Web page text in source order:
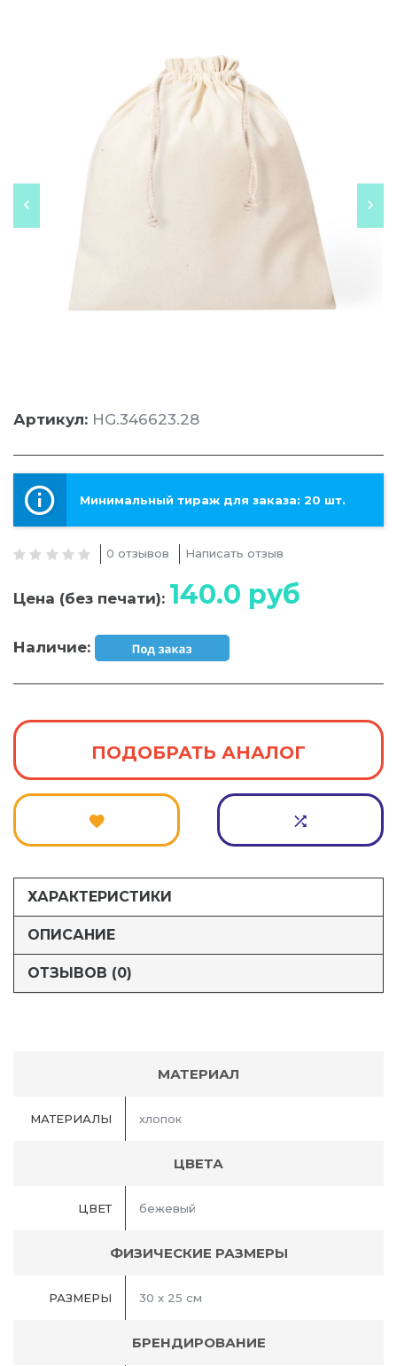
Артикул: HG.346623.28
Минимальный тираж для заказа: 20 шт.
0 отзывов Написать отзыв
Цена (без печати): 140.0 руб
Наличие:
ПОДОБРАТЬ АНАЛОГ
ХАРАКТЕРИСТИКИ
ОПИСАНИЕ
ОТЗЫВОВ (0)
МАТЕРИАЛ
МАТЕРИАЛЫ хлопок
ЦВЕТА
ЦВЕТ бежевый
ФИЗИЧЕСКИЕ РАЗМЕРЫ
РАЗМЕРЫ 30 x 25 см
БРЕНДИРОВАНИЕ